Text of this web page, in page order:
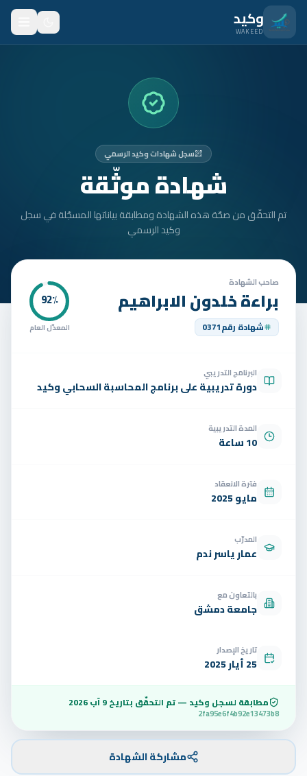
انتقل للمحتوى الرئيسي
وكيد
WAKEED
المتدربون
الأمان
تواصل
الوظائف
سجل شهادات وكيد الرسمي
شهادة موثّقة
تم التحقّق من صحّة هذه الشهادة ومطابقة بياناتها المسجّلة في سجل
وكيد الرسمي
صاحب الشهادة
براءة خلدون الابراهيم
شهادة رقم0371
92٪
المعدّل العام
البرنامج التدريبي
دورة تدريبية على برنامج المحاسبة السحابي وكيد
المدة التدريبية
10 ساعة
فترة الانعقاد
مايو 2025
المدرّب
عمار ياسر ندم
بالتعاون مع
جامعة دمشق
تاريخ الإصدار
25 أيار 2025
مطابقة لسجل وكيد — تم التحقّق بتاريخ9 آب 2026
2fa95e6f4b92e13473b8
مشاركة الشهادة